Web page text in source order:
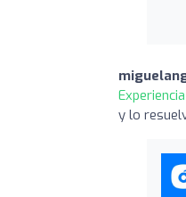
y lo